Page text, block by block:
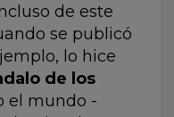
de este
se publicó
lo hice
de los
el mundo -